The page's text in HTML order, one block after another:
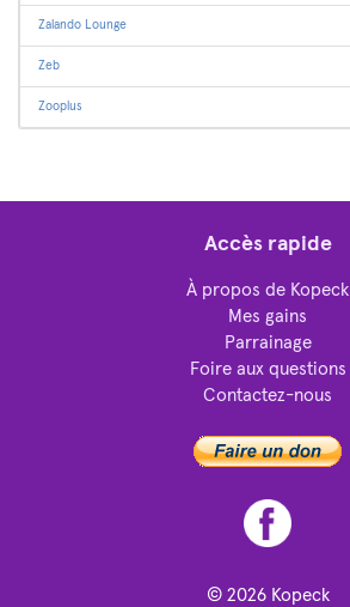
Zalando Lounge
Zeb
Zooplus
Accès rapide
À propos de Kopeck
Mes gains
Parrainage
Foire aux questions
Contactez-nous
© 2026 Kopeck